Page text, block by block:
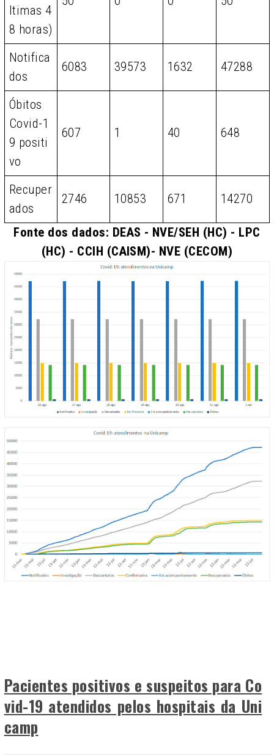
ltimas 4
8 horas)
Notifica
dos
6083 39573 1632 47288
Óbitos
Covid-1
9 positi
vo
607 1 40 648
Recuper
ados
2746 10853 671 14270
Fonte dos dados: DEAS - NVE/SEH (HC) - LPC
(HC) - CCIH (CAISM)- NVE (CECOM)
Pacientes positivos e suspeitos para Co
vid-19 atendidos pelos hospitais da Uni
camp